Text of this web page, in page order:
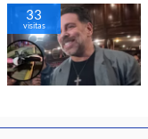
33
visitas